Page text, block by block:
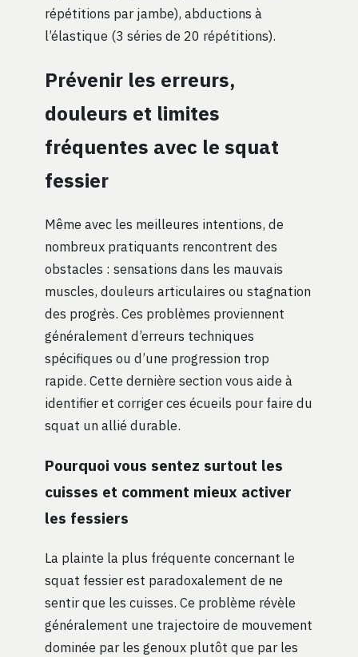
répétitions par jambe), abductions à
l’élastique (3 séries de 20 répétitions).
Prévenir les erreurs,
douleurs et limites
fréquentes avec le squat
fessier
Même avec les meilleures intentions, de
nombreux pratiquants rencontrent des
obstacles : sensations dans les mauvais
muscles, douleurs articulaires ou stagnation
des progrès. Ces problèmes proviennent
généralement d’erreurs techniques
spécifiques ou d’une progression trop
rapide. Cette dernière section vous aide à
identifier et corriger ces écueils pour faire du
squat un allié durable.
Pourquoi vous sentez surtout les
cuisses et comment mieux activer
les fessiers
La plainte la plus fréquente concernant le
squat fessier est paradoxalement de ne
sentir que les cuisses. Ce problème révèle
généralement une trajectoire de mouvement
dominée par les genoux plutôt que par les